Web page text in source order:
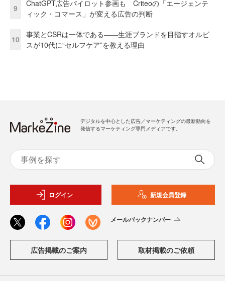
9
ChatGPT広告パイロット参画も Criteoの「エージェンテ
ィック・コマース」が変える広告の判断
10
事業とCSRは一体である――生涯ブランドを目指すオルビ
スが10代に“セルフケア”を教える理由
デジタルを中心とした広告／マーケティングの最新動向を
発信するマーケティング専門メディアです。
ログイン 新規会員登録
メールバックナンバー
広告掲載のご案内 取材掲載のご依頼